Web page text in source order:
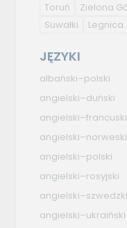
Toruń Zielona
Suwałki
Legnica
JĘZYKI
albański–polski
angielski–duński
angielski–francuski
angielski–norweski
angielski–polski
angielski–rosyjski
angielski–szwedzki
angielski–ukraiński